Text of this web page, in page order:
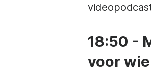
18:50 -
voor